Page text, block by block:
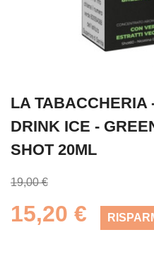
LA TABACCHERIA
DRINK ICE -
SHOT 20ML
19,00 €
15,20 €